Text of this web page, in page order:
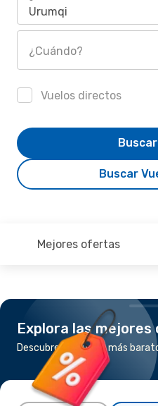
Urumqi
¿Cuándo?
Vuelos directos
Buscar
Mejores ofertas
Explora las
Descubre los vuelos más